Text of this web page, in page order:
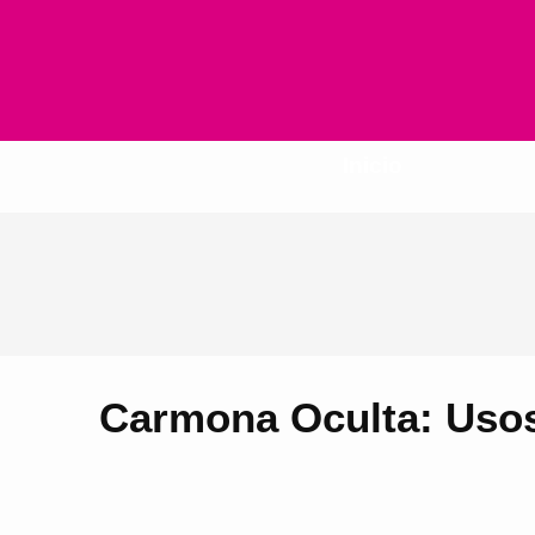
Carmona Oculta: